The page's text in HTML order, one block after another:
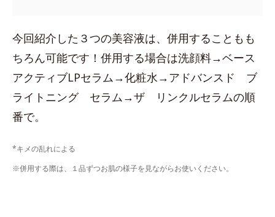
今回紹介した３つの美容液は、併用することもも
ちろん可能です！併用する場合は洗顔料→ベース
アクティブLPセラム→化粧水→アドバンスド ブ
ライトニング セラム→ザ リンクルセラムの順
番で。
*キメの乱れによる
※併用する際は、１品ずつお肌の様子を見ながらお使いください。